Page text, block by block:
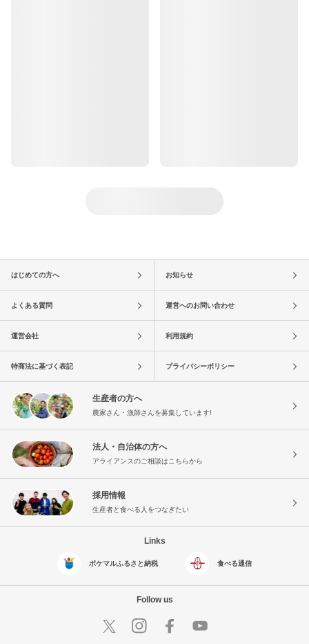
はじめての方へ お知らせ
よくある質問 運営へのお問い合わせ
運営会社 利用規約
特商法に基づく表記 プライバシーポリシー
生産者の方へ
農家さん・漁師さんを募集しています!
法人・自治体の方へ
アライアンスのご相談はこちらから
採用情報
生産者と食べる人をつなぎたい
Links
ポケマルふるさと納税 食べる通信
Follow us